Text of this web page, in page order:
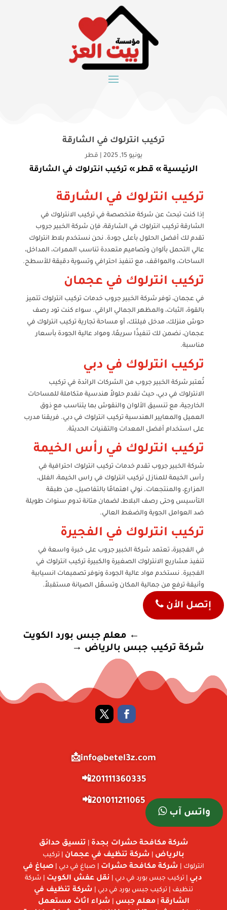
تركيب انترلوك في الشارقة
يونيو 15, 2025 قطر
الرئيسية » قطر» تركيب انترلوك في الشارقة
تركيب انترلوك في الشارقة
إذا كنت تبحث عن شركة متخصصة في تركيب الانترلوك في
الشارقة تركيب انترلوك في الشارقة، فإن شركة الخبير جروب
تقدم لك أفضل الحلول بأعلى جودة. نحن نستخدم بلاط انترلوك
عالي التحمل بألوان وتصاميم متعددة تناسب الممرات، المداخل،
الساحات، والمواقف، مع تنفيذ احترافي وتسوية دقيقة للأسطح.
تركيب انترلوك في عجمان
في عجمان، توفر شركة الخبير جروب خدمات تركيب انترلوك تتميز
بالقوة، الثبات، والمظهر الجمالي الراقي. سواء كنت تود رصف
حوش منزلك، مدخل فيلتك، أو مساحة تجارية تركيب انترلوك في
عجمان، نضمن لك تنفيذًا سريعًا، ومواد عالية الجودة بأسعار
مناسبة.
تركيب انترلوك في دبي
تُعتبر شركة الخبير جروب من الشركات الرائدة في تركيب
الانترلوك في دبي، حيث نقدم حلولاً هندسية متكاملة للمساحات
الخارجية، مع تنسيق الألوان والنقوش بما يتناسب مع ذوق
العميل والمعايير الهندسية تركيب انترلوك في دبي. فريقنا مدرب
على استخدام أفضل المعدات والتقنيات الحديثة.
تركيب انترلوك في رأس الخيمة
شركة الخبير جروب تقدم خدمات تركيب انترلوك احترافية في
رأس الخيمة للمنازل تركيب انترلوك في راس الخيمة، الفلل،
المزارع، والمنتجعات. نولي اهتمامًا بالتفاصيل، من طبقة
التأسيس وحتى رصف البلاط، لضمان متانة تدوم سنوات طويلة
ضد العوامل الجوية والضغط العالي.
تركيب انترلوك في الفجيرة
في الفجيرة، تعتمد شركة الخبير جروب على خبرة واسعة في
تنفيذ مشاريع الانترلوك الصغيرة والكبيرة تركيب انترلوك في
الفجيرة. نستخدم مواد عالية الجودة ونوفر تصميمات انسيابية
وأنيقة ترفع من جمالية المكان وتسهّل الصيانة مستقبلاً.

← معلم جبس بورد الكويت
شركة تركيب جبس بالرياض →
info@betel3z.com📩
201111360335📲
201011211065📲
إتصل الأن
واتس آب
شركة مكافحة حشرات بجدة
تنسيق حدائق
بالرياض
شركة تنظيف في عجمان | تركيب
انترلوك |
شركة مكافحة حشرات | صباغ في دبي | صباغ في
دبي | تركيب جبس بورد في دبي | نقل عفش الكويت | شركة
تنظيف | تركيب جبس بورد في دبي |
شركة تنظيف في
الشارقة |معلم جبس
شراء اثاث مستعمل